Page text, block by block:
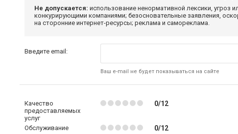
Не допускается: использование ненормативной лексики, угроз
конкурирующими компаниями; безосновательные заявления,
на сторонние интернет-ресурсы; реклама и самореклама.
Введите email:
Ваш e-mail не будет показываться на сайте
Качество
предоставляемых
услуг
0/12
Обслуживание 0/12